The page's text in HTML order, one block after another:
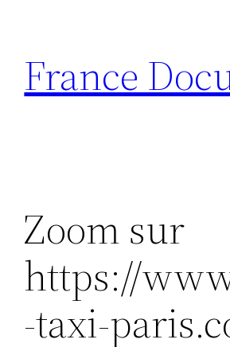
contenu
France
Zoom sur
https://
-taxi-